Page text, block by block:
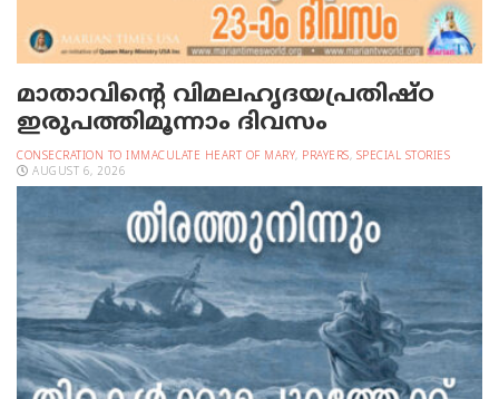
മാതാവിന്റെ വിമലഹൃദയപ്രതിഷ്ഠ
ഇരുപത്തിമൂന്നാം ദിവസം
CONSECRATION TO IMMACULATE HEART OF MARY, PRAYERS, SPECIAL STORIES
AUGUST 6, 2026